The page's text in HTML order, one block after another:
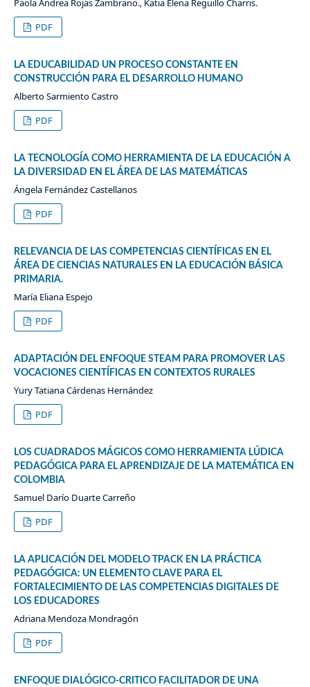
Paola Andrea Rojas Zambrano., Katia Elena Reguillo Charris.
PDF
LA EDUCABILIDAD UN PROCESO CONSTANTE EN
CONSTRUCCIÓN PARA EL DESARROLLO HUMANO
Alberto Sarmiento Castro
PDF
LA TECNOLOGÍA COMO HERRAMIENTA DE LA EDUCACIÓN A
LA DIVERSIDAD EN EL ÁREA DE LAS MATEMÁTICAS
Ángela Fernández Castellanos
PDF
RELEVANCIA DE LAS COMPETENCIAS CIENTÍFICAS EN EL
ÁREA DE CIENCIAS NATURALES EN LA EDUCACIÓN BÁSICA
PRIMARIA.
María Eliana Espejo
PDF
ADAPTACIÓN DEL ENFOQUE STEAM PARA PROMOVER LAS
VOCACIONES CIENTÍFICAS EN CONTEXTOS RURALES
Yury Tatiana Cárdenas Hernández
PDF
LOS CUADRADOS MÁGICOS COMO HERRAMIENTA LÚDICA
PEDAGÓGICA PARA EL APRENDIZAJE DE LA MATEMÁTICA EN
COLOMBIA
Samuel Darío Duarte Carreño
PDF
LA APLICACIÓN DEL MODELO TPACK EN LA PRÁCTICA
PEDAGÓGICA: UN ELEMENTO CLAVE PARA EL
FORTALECIMIENTO DE LAS COMPETENCIAS DIGITALES DE
LOS EDUCADORES
Adriana Mendoza Mondragón
PDF
ENFOQUE DIALÓGICO-CRITICO FACILITADOR DE UNA